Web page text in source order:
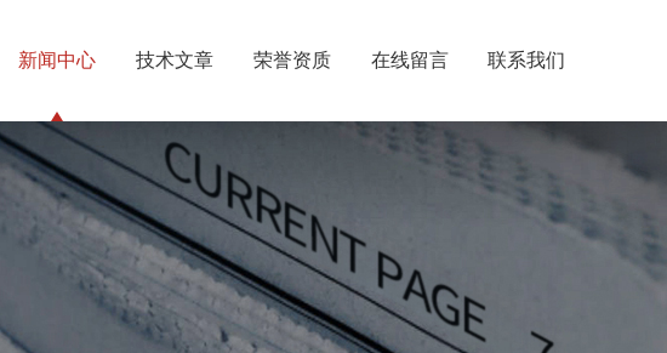
新闻中心 技术文章 荣誉资质 在线留言 联系我们